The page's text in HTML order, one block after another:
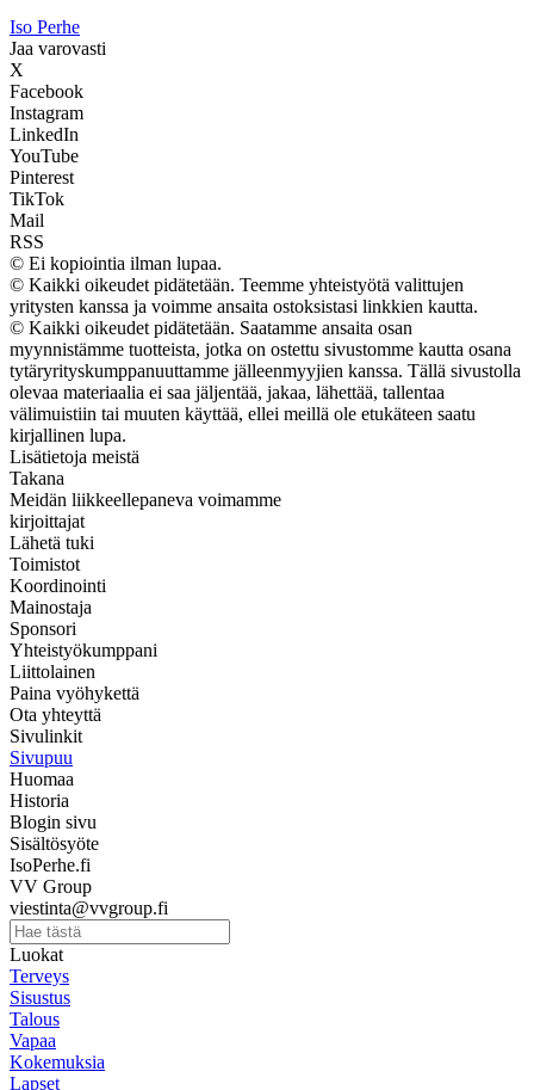
Iso Perhe
Jaa varovasti
X
Facebook
Instagram
LinkedIn
YouTube
Pinterest
TikTok
Mail
RSS
© Ei kopiointia ilman lupaa.
© Kaikki oikeudet pidätetään. Teemme yhteistyötä valittujen
yritysten kanssa ja voimme ansaita ostoksistasi linkkien kautta.
© Kaikki oikeudet pidätetään. Saatamme ansaita osan
myynnistämme tuotteista, jotka on ostettu sivustomme kautta osana
tytäryrityskumppanuuttamme jälleenmyyjien kanssa. Tällä sivustolla
olevaa materiaalia ei saa jäljentää, jakaa, lähettää, tallentaa
välimuistiin tai muuten käyttää, ellei meillä ole etukäteen saatu
kirjallinen lupa.
Lisätietoja meistä
Takana
Meidän liikkeellepaneva voimamme
kirjoittajat
Lähetä tuki
Toimistot
Koordinointi
Mainostaja
Sponsori
Yhteistyökumppani
Liittolainen
Paina vyöhykettä
Ota yhteyttä
Sivulinkit
Sivupuu
Huomaa
Historia
Blogin sivu
Sisältösyöte
IsoPerhe.fi
VV Group
viestinta@vvgroup.fi
Luokat
Terveys
Sisustus
Talous
Vapaa
Kokemuksia
Lapset